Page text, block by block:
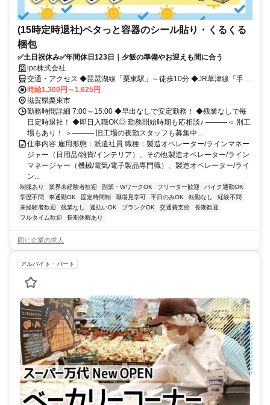
(15時定時退社)ペタっと容器のシール貼り・くるくる
梱包
✅土日祝休み✅年間休日123日｜夕飯の準備やお迎えも間に合う
ipc株式会社
交通・アクセス ◆琵琶湖線「栗東駅」～徒歩10分 ◆JR草津線「手原
駅」～徒歩10分 ◆JR琵琶湖線「草津駅」～車10分
時給1,300円～1,625円
滋賀県栗東市
勤務時間詳細 7:00～15:00 ◆早出なしで安定勤務！ ◆残業なしで毎
日定時退社！ ◆即日入職OK◎ 勤務開始時期も応相談♪ ―――＜ 別工
場もあり！ ＞――― 旧工場の夜勤スタッフも募集中...
仕事内容 雇用形態：派遣社員 職種：製造オペレーター/ラインマネー
ジャー（日用品/雑貨/インテリア）、その他製造オペレーター/ライン
マネージャー（機械/電気/電子製品専門職）、製造オペレーター/ライ
ン...
制服あり 業界未経験者歓迎 副業・WワークOK フリーター歓迎
バイク通勤OK
学歴不問
車通勤OK 固定時間制 職場見学可 平日のみOK 転勤なし
経験不問
未経験者歓迎
残業なし 週払いOK ブランクOK 交通費支給
長期歓迎
フルタイム歓迎
長期休暇あり
同じ企業の求人
アルバイト・パート